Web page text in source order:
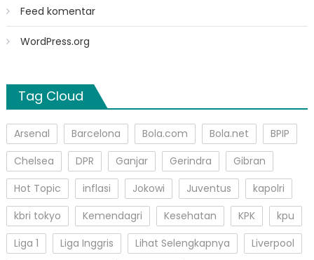
Feed komentar
WordPress.org
Tag Cloud
Arsenal Barcelona Bola.com Bola.net
BPIP
Chelsea
DPR Ganjar Gerindra
Gibran
Hot Topic
inflasi Jokowi Juventus
kapolri
kbri tokyo
Kemendagri Kesehatan KPK
kpu
Liga 1
Liga Inggris Lihat Selengkapnya
Liverpool